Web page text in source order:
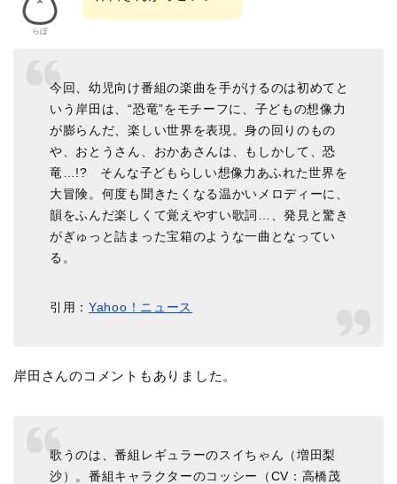
らぼ
今回、幼児向け番組の楽曲を手がけるのは初めてと
いう岸田は、“恐竜”をモチーフに、子どもの想像力
が膨らんだ、楽しい世界を表現。身の回りのもの
や、おとうさん、おかあさんは、もしかして、恐
竜…!? そんな子どもらしい想像力あふれた世界を
大冒険。何度も聞きたくなる温かいメロディーに、
韻をふんだ楽しくて覚えやすい歌詞…、発見と驚き
がぎゅっと詰まった宝箱のような一曲となってい
る。
引用：Yahoo！ニュース
岸田さんのコメントもありました。
歌うのは、番組レギュラーのスイちゃん（増田梨
沙）。番組キャラクターのコッシー（CV： 高橋茂